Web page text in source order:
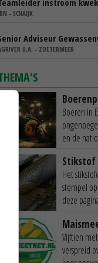
instroom
- SCHAIJK
Adviseur
U.A. - ZOETERMEER
Boeren in
en de
Stikstof
Het
stempel
deze
Vijftien
verspreid